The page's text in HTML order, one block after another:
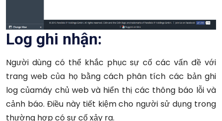
Log ghi nhận:
Người dùng có thể khắc phục sự cố các vấn đề với
trang web của họ bằng cách phân tích các bản ghi
log củamáy chủ web và hiển thị các thông báo lỗi và
cảnh báo. Điều này tiết kiệm cho người sử dụng trong
thường hợp có sự cố xảy ra.